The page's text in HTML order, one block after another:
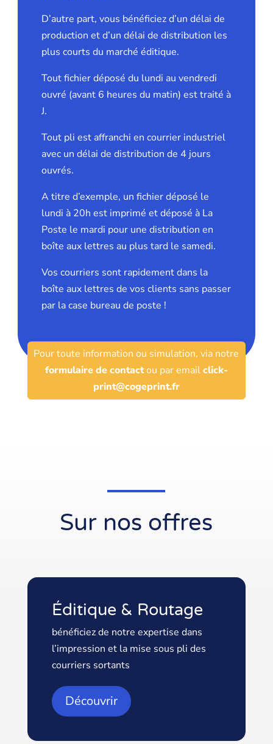
D’autre part, vous bénéficiez d’un délai de
production et d’un délai de distribution les
plus courts du marché éditique.
Tout fichier déposé du lundi au vendredi
ouvré (avant 6 heures du matin) est traité à
J.
Tout pli est affranchi en courrier industriel
avec un délai de distribution de 4 jours
ouvrés.
A titre d’exemple, un fichier déposé le
lundi à 20h est imprimé et déposé à La
Poste le mardi pour une distribution en
boîte aux lettres au plus tard le samedi.
Vos courriers sont rapidement dans la
boîte aux lettres de vos clients sans passer
par la case bureau de poste !
Pour toute information ou simulation, via notre
formulaire de contactou par emailclick-
print@cogeprint.fr
Sur nos offres
Éditique & Routage
bénéficiez de notre expertise dans
l’impression et la mise sous pli des
courriers sortants
Découvrir